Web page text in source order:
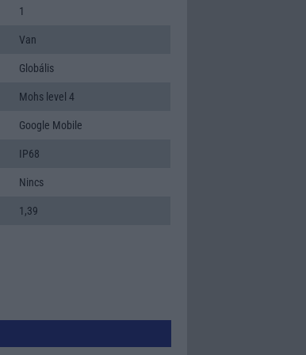
1
Van
Globális
Mohs level 4
Google Mobile
IP68
Nincs
1,39